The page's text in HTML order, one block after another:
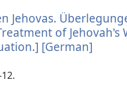
Jehovas.
of Jehovah's
[German]